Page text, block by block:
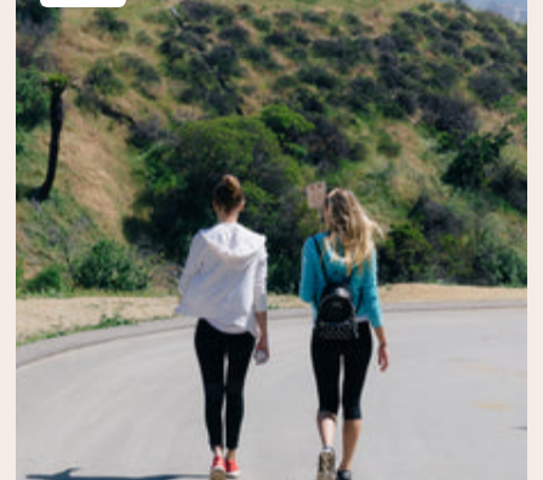
”Micellar Casein“
PROTEIN POWDERSBest Seller
Gräsbetat vassleprotein
Vassleisolat från gräsbetande djur
Getproteinpulver från get
Micellärt kasein
Mass Gainer
Proteinkaffe
Shop All Protein Powders
VEGAN PROTEIN Best Seller
Ärtprotein
Jordnötssmör
Fröproteinpulver
Ekologiskt risprotein
Proteindrinkar